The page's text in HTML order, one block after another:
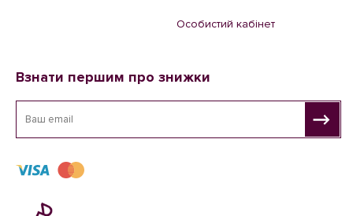
Особистий кабінет
Взнати першим про знижки